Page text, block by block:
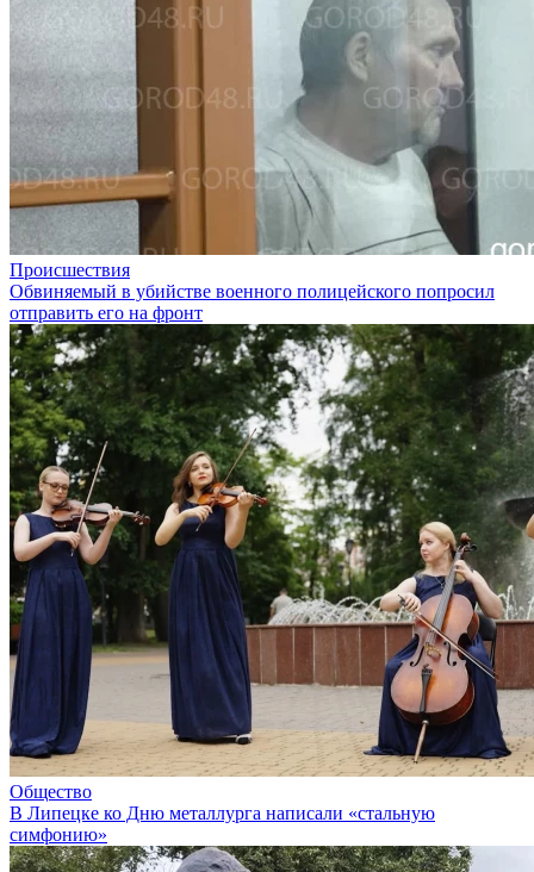
Происшествия
Обвиняемый в убийстве военного полицейского попросил
отправить его на фронт
Общество
В Липецке ко Дню металлурга написали «стальную
симфонию»